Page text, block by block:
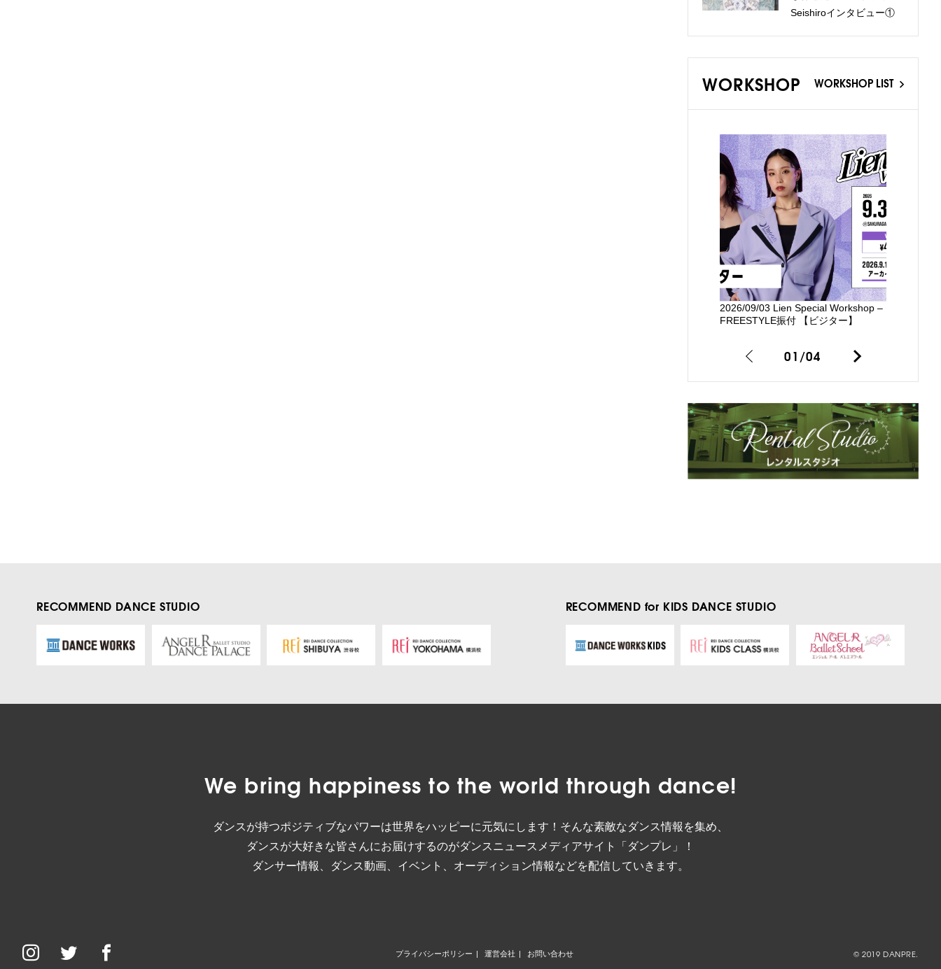
Seishiroインタビュー①
WORKSHOP WORKSHOP LIST
2026/09/03 Lien Special Workshop –
FREESTYLE振付 【ビジター】
01/04
RECOMMEND DANCE STUDIO RECOMMEND for KIDS DANCE STUDIO
We bring happiness to the world through dance!
ダンスが持つポジティブなパワーは世界をハッピーに元気にします！そんな素敵なダンス情報を集め、
ダンスが大好きな皆さんにお届けするのがダンスニュースメディアサイト「ダンプレ」！
ダンサー情報、ダンス動画、イベント、オーディション情報などを配信していきます。
プライバシーポリシー 運営会社 お問い合わせ © 2019 DANPRE.